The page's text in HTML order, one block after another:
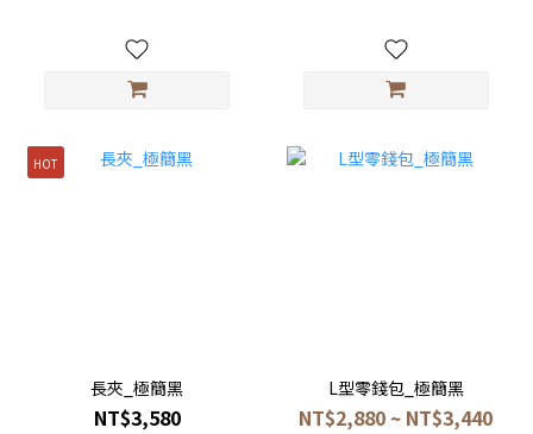
HOT
長夾_極簡黑
NT$3,580
L型零錢包_極簡黑
NT$2,880 ~ NT$3,440